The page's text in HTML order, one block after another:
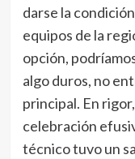
darse la
equipos de la
opción,
algo duros, no
principal. En
celebración
técnico tuvo un